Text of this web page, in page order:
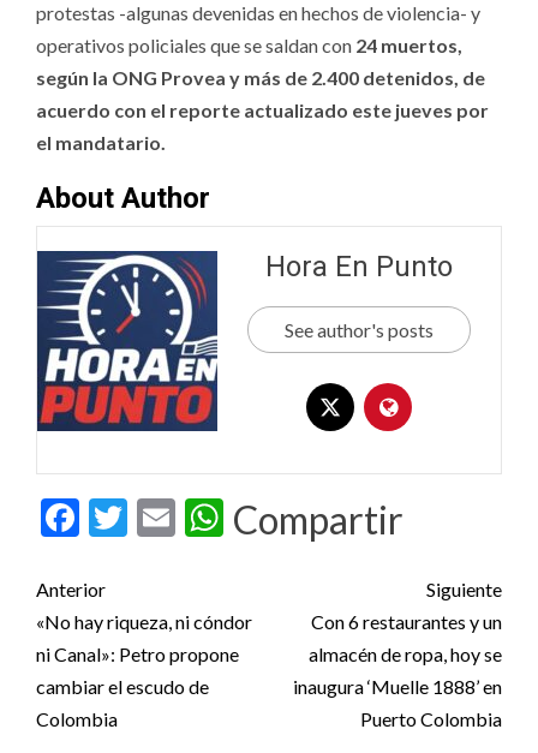
protestas -algunas devenidas en hechos de violencia- y
operativos policiales que se saldan con 24 muertos,
según la ONG Provea y más de 2.400 detenidos, de
acuerdo con el reporte actualizado este jueves por
el mandatario.
About Author
Hora En Punto
See author's posts
Facebook
Twitter
EmailWhatsApp
Compartir
Post
navigation
Anterior
«No hay riqueza, ni cóndor
ni Canal»: Petro propone
cambiar el escudo de
Colombia
Siguiente
Con 6 restaurantes y un
almacén de ropa, hoy se
inaugura ‘Muelle 1888’ en
Puerto Colombia